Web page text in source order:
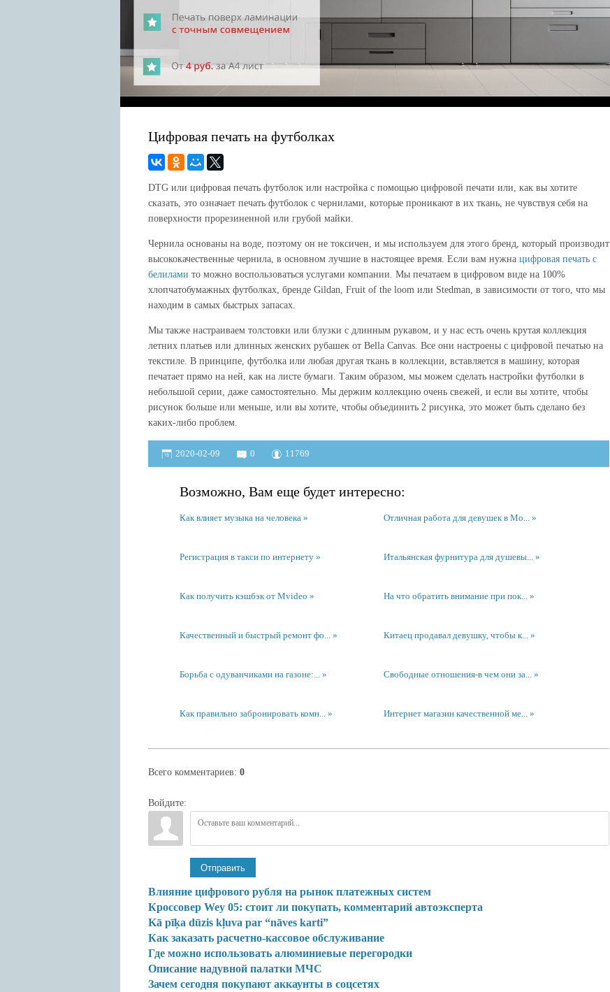
Интернет и PC
Интересные факты
Цифровая печать на футболках
DTG или цифровая печать футболок или настройка с помощью цифровой печати или, как вы хотите
сказать, это означает печать футболок с чернилами, которые проникают в их ткань, не чувствуя себя на
поверхности прорезиненной или грубой майки.
Чернила основаны на воде, поэтому он не токсичен, и мы используем для этого бренд, который производит
высококачественные чернила, в основном лучшие в настоящее время. Если вам нужна цифровая печать с
белилами то можно воспользоваться услугами компании. Мы печатаем в цифровом виде на 100%
хлопчатобумажных футболках, бренде Gildan, Fruit of the loom или Stedman, в зависимости от того, что мы
находим в самых быстрых запасах.
Мы также настраиваем толстовки или блузки с длинным рукавом, и у нас есть очень крутая коллекция
летних платьев или длинных женских рубашек от Bella Canvas. Все они настроены с цифровой печатью на
текстиле. В принципе, футболка или любая другая ткань в коллекции, вставляется в машину, которая
печатает прямо на ней, как на листе бумаги. Таким образом, мы можем сделать настройки футболки в
небольшой серии, даже самостоятельно. Мы держим коллекцию очень свежей, и если вы хотите, чтобы
рисунок больше или меньше, или вы хотите, чтобы объединить 2 рисунка, это может быть сделано без
каких-либо проблем.
2020-02-09 0 11769
Возможно, Вам еще будет интересно:
Как влияет музыка на человека Отличная работа для девушек в Мо...
Регистрация в такси по интернету Итальянская фурнитура для душевы...
Как получить кэшбэк от Mvideo На что обратить внимание при пок...
Качественный и быстрый ремонт фо... Китаец продавал девушку, чтобы к...
Борьба с одуванчиками на газоне:... Свободные отношения-в чем они за...
Как правильно забронировать комн... Интернет магазин качественной ме...
Всего комментариев: 0
Войдите:
Отправить
Влияние цифрового рубля на рынок платежных систем
Кроссовер Wey 05: стоит ли покупать, комментарий автоэксперта
Kā pīķa dūzis kļuva par “nāves karti”
Как заказать расчетно-кассовое обслуживание
Где можно использовать алюминиевые перегородки
Описание надувной палатки МЧС
Зачем сегодня покупают аккаунты в соцсетях